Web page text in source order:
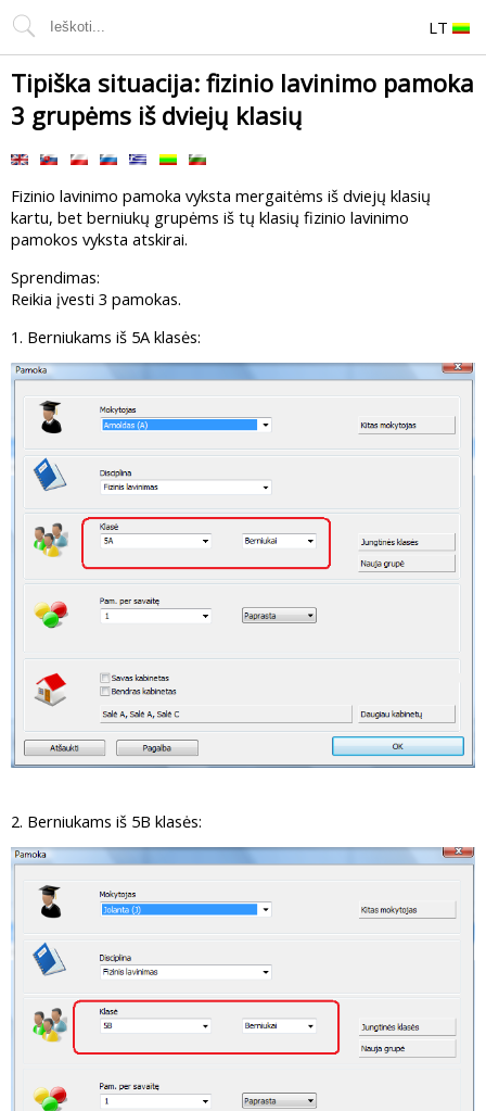
LT
Tipiška situacija: fizinio lavinimo pamoka
3 grupėms iš dviejų klasių
Fizinio lavinimo pamoka vyksta mergaitėms iš dviejų klasių
kartu, bet berniukų grupėms iš tų klasių fizinio lavinimo
pamokos vyksta atskirai.
Sprendimas:
Reikia įvesti 3 pamokas.
1. Berniukams iš 5A klasės:
2. Berniukams iš 5B klasės: